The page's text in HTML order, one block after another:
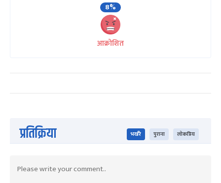
8%
आक्रोशित
प्रतिक्रिया भर्खरै पुराना लोकप्रिय